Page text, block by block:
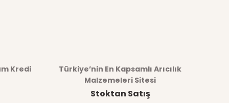
Kredi
Türkiye’nin En Kapsamlı Arıcılık
Malzemeleri Sitesi
Stoktan Satış